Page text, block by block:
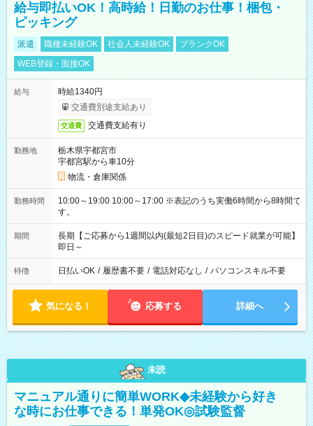
給与即払いOK！高時給！日勤のお仕事！梱包・
ピッキング
派遣 職種未経験OK 社会人未経験OK
ブランクOK
WEB登録・面接OK
給与
時給1340円
交通費別途支給あり
交通費 交通費支給有り
勤務地
栃木県宇都宮市
宇都宮駅から車10分
物流・倉庫関係
勤務時間
10:00～19:00 10:00～17:00 ※表記のうち実働6時間から8時間で
す。
期間
長期【ご応募から1週間以内(最短2日目)のスピード就業が可能】
即日～
特徴 日払いOK / 履歴書不要 / 電話対応なし / パソコンスキル不要
気になる！ 応募する 詳細へ
未読
マニュアル通りに簡単WORK◆未経験から好き
な時にお仕事できる！単発OK◎試験監督